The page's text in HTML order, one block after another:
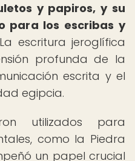
y papiros, y su
para los escribas y
La escritura jeroglífica
profunda de la
escrita y el
egipcia.
utilizados para
como la Piedra
un papel crucial